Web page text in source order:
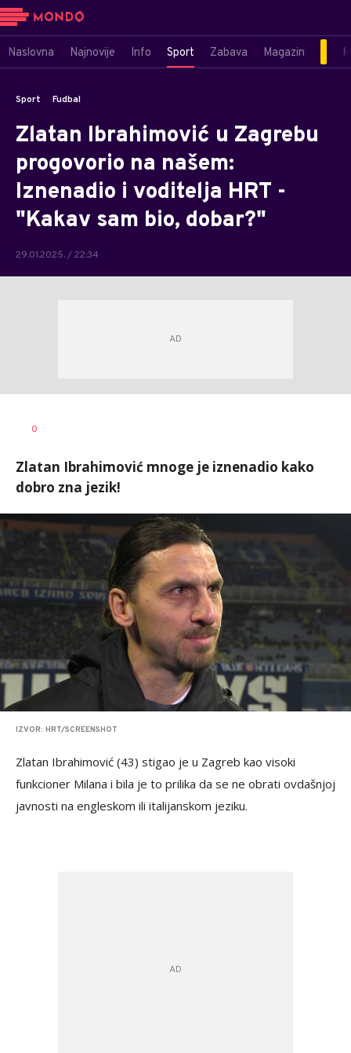
Naslovna Najnovije Info Sport Zabava Magazin
Sport Fudbal
Zlatan Ibrahimović u Zagrebu
progovorio na našem:
Iznenadio i voditelja HRT -
"Kakav sam bio, dobar?"
29.01.2025. / 22:34
0
Zlatan Ibrahimović mnoge je iznenadio kako
dobro zna jezik!
IZVOR: HRT/SCREENSHOT
Zlatan Ibrahimović (43) stigao je u Zagreb kao visoki
funkcioner Milana i bila je to prilika da se ne obrati ovdašnjoj
javnosti na engleskom ili italijanskom jeziku.